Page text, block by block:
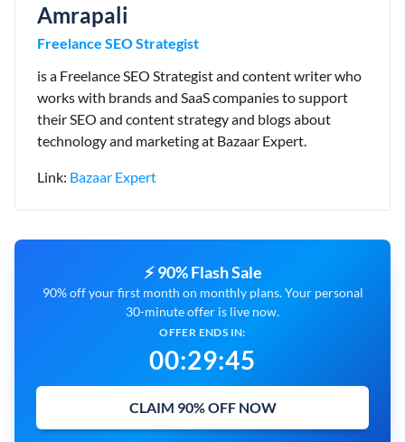
Amrapali
Freelance SEO Strategist
is a Freelance SEO Strategist and content writer who
works with brands and SaaS companies to support
their SEO and content strategy and blogs about
technology and marketing at Bazaar Expert.
Link: Bazaar Expert
⚡ 90% Flash Sale
90% off your first month on monthly plans. Your personal
30-minute offer is live now.
OFFER ENDS IN:
00:29:43
CLAIM 90% OFF NOW